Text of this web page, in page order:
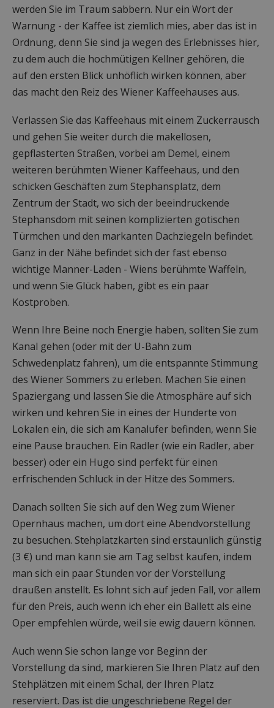
werden Sie im Traum sabbern. Nur ein Wort der
Warnung - der Kaffee ist ziemlich mies, aber das ist in
Ordnung, denn Sie sind ja wegen des Erlebnisses hier,
zu dem auch die hochmütigen Kellner gehören, die
auf den ersten Blick unhöflich wirken können, aber
das macht den Reiz des Wiener Kaffeehauses aus.
Verlassen Sie das Kaffeehaus mit einem Zuckerrausch
und gehen Sie weiter durch die makellosen,
gepflasterten Straßen, vorbei am Demel, einem
weiteren berühmten Wiener Kaffeehaus, und den
schicken Geschäften zum Stephansplatz, dem
Zentrum der Stadt, wo sich der beeindruckende
Stephansdom mit seinen komplizierten gotischen
Türmchen und den markanten Dachziegeln befindet.
Ganz in der Nähe befindet sich der fast ebenso
wichtige Manner-Laden - Wiens berühmte Waffeln,
und wenn Sie Glück haben, gibt es ein paar
Kostproben.
Wenn Ihre Beine noch Energie haben, sollten Sie zum
Kanal gehen (oder mit der U-Bahn zum
Schwedenplatz fahren), um die entspannte Stimmung
des Wiener Sommers zu erleben. Machen Sie einen
Spaziergang und lassen Sie die Atmosphäre auf sich
wirken und kehren Sie in eines der Hunderte von
Lokalen ein, die sich am Kanalufer befinden, wenn Sie
eine Pause brauchen. Ein Radler (wie ein Radler, aber
besser) oder ein Hugo sind perfekt für einen
erfrischenden Schluck in der Hitze des Sommers.
Danach sollten Sie sich auf den Weg zum Wiener
Opernhaus machen, um dort eine Abendvorstellung
zu besuchen. Stehplatzkarten sind erstaunlich günstig
(3 €) und man kann sie am Tag selbst kaufen, indem
man sich ein paar Stunden vor der Vorstellung
draußen anstellt. Es lohnt sich auf jeden Fall, vor allem
für den Preis, auch wenn ich eher ein Ballett als eine
Oper empfehlen würde, weil sie ewig dauern können.
Auch wenn Sie schon lange vor Beginn der
Vorstellung da sind, markieren Sie Ihren Platz auf den
Stehplätzen mit einem Schal, der Ihren Platz
reserviert. Das ist die ungeschriebene Regel der